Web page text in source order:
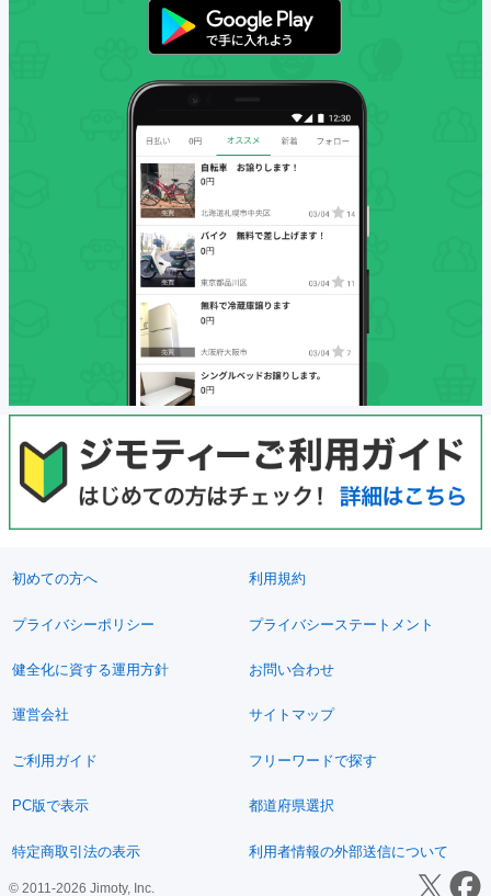
初めての方へ 利用規約
プライバシーポリシー プライバシーステートメント
健全化に資する運用方針 お問い合わせ
運営会社 サイトマップ
ご利用ガイド フリーワードで探す
PC版で表示 都道府県選択
特定商取引法の表示 利用者情報の外部送信について
© 2011-2026 Jimoty, Inc.